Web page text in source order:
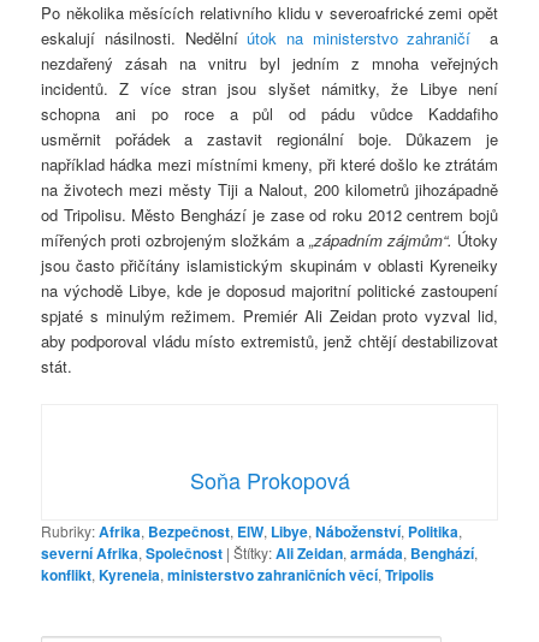
Po několika měsících relativního klidu v severoafrické zemi opět
eskalují násilnosti. Nedělníútok na ministerstvo zahraničí
a
nezdařený zásah na vnitru byl jedním z mnoha veřejných
incidentů. Z více stran jsou slyšet námitky, že Libye není
schopna ani po roce a půl od pádu vůdce Kaddafiho
usměrnit pořádek a zastavit regionální boje. Důkazem je
například hádka mezi místními kmeny, při které došlo ke ztrátám
na životech mezi městy Tiji a Nalout, 200 kilometrů jihozápadně
od Tripolisu. Město Benghází je zase od roku 2012 centrem bojů
mířených proti ozbrojeným složkám a „západním zájmům“. Útoky
jsou často přičítány islamistickým skupinám v oblasti Kyreneiky
na východě Libye, kde je doposud majoritní politické zastoupení
spjaté s minulým režimem. Premiér Ali Zeidan proto vyzval lid,
aby podporoval vládu místo extremistů, jenž chtějí destabilizovat
stát.
Soňa Prokopová
Rubriky:Afrika, Bezpečnost, ElW, Libye,Náboženství, Politika,
severní Afrika,Společnost |Štítky:Ali Zeidan,armáda, Benghází,
konflikt,Kyreneia,ministerstvo zahraničních věcí,Tripolis